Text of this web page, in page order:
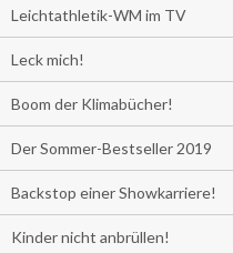
Leichtathletik-WM im TV
Leck mich!
Boom der Klimabücher!
Der Sommer-Bestseller 2019
Backstop einer Showkarriere!
Kinder nicht anbrüllen!